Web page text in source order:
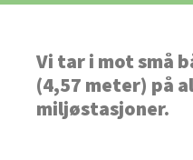
Vi tar i mot små
(4,57 meter) på
miljøstasjoner.